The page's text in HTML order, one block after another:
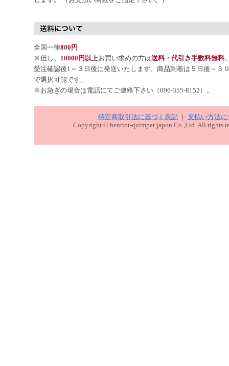
全国一律800円
※但し、 10000円以上お買い求めの方は送料・代引き手数料無料
受注確認後1～３日後に発送いたします。商品到着は５日後～３
で選択可能です。
※お急ぎの場合は電話にてご連絡下さい（096-355-8152）。
特定商取引法に基づく表記｜ 支払い方法に
Copyright © henriot-quimper japon Co.,Ltd. All rights